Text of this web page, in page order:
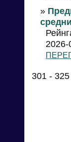
»
2026-
301 -